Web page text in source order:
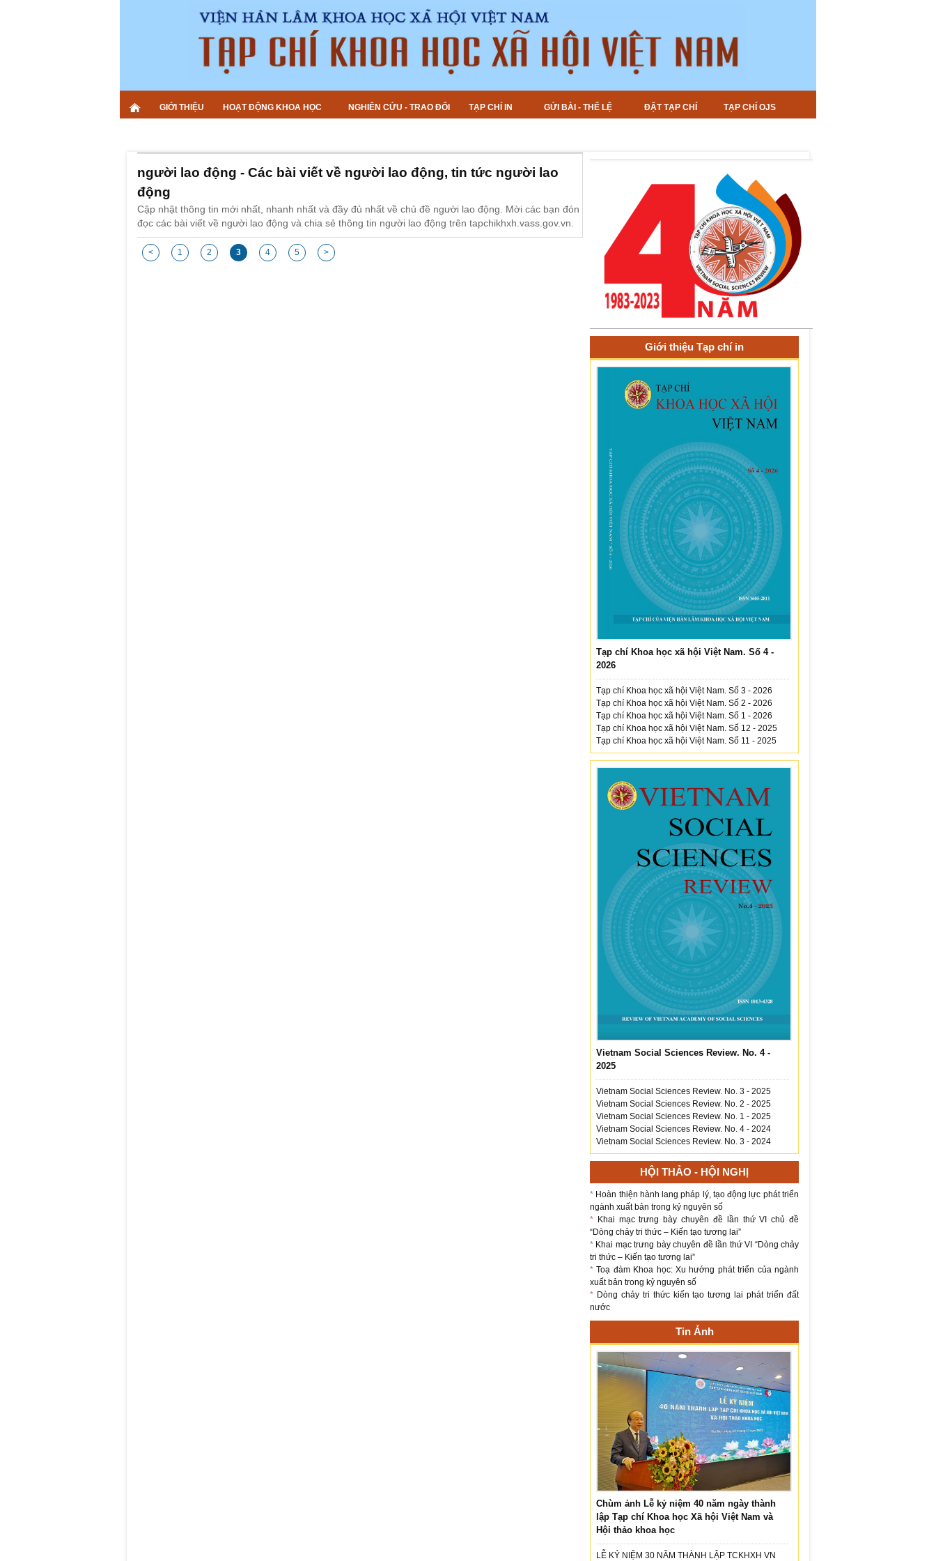
GIỚI THIỆU HOẠT ĐỘNG KHOA HỌC NGHIÊN CỨU - TRAO ĐỔI TẠP CHÍ IN GỬI BÀI - THỂ LỆ ĐẶT TẠP CHÍ TẠP CHÍ OJS
người lao động - Các bài viết về người lao động, tin tức người lao
động
Cập nhật thông tin mới nhất, nhanh nhất và đầy đủ nhất về chủ đề người lao động. Mời các bạn đón
đọc các bài viết về người lao động và chia sẻ thông tin người lao động trên tapchikhxh.vass.gov.vn.
< 1 2 3 4 5 >
Giới thiệu Tạp chí in
Tạp chí Khoa học xã hội Việt Nam. Số 4 -
2026
Tạp chí Khoa học xã hội Việt Nam. Số 3 - 2026
Tạp chí Khoa học xã hội Việt Nam. Số 2 - 2026
Tạp chí Khoa học xã hội Việt Nam. Số 1 - 2026
Tạp chí Khoa học xã hội Việt Nam. Số 12 - 2025
Tạp chí Khoa học xã hội Việt Nam. Số 11 - 2025
Vietnam Social Sciences Review. No. 4 -
2025
Vietnam Social Sciences Review. No. 3 - 2025
Vietnam Social Sciences Review. No. 2 - 2025
Vietnam Social Sciences Review. No. 1 - 2025
Vietnam Social Sciences Review. No. 4 - 2024
Vietnam Social Sciences Review. No. 3 - 2024
HỘI THẢO - HỘI NGHỊ
* Hoàn thiện hành lang pháp lý, tạo động lực phát triển
ngành xuất bản trong kỷ nguyên số
* Khai mạc trưng bày chuyên đề lần thứ VI chủ đề
“Dòng chảy tri thức – Kiến tạo tương lai”
* Khai mạc trưng bày chuyên đề lần thứ VI “Dòng chảy
tri thức – Kiến tạo tương lai”
*Toạ đàm Khoa học: Xu hướng phát triển của ngành
xuất bản trong kỷ nguyên số
* Dòng chảy tri thức kiến tạo tương lai phát triển đất
nước
Tin Ảnh
Chùm ảnh Lễ kỷ niệm 40 năm ngày thành
lập Tạp chí Khoa học Xã hội Việt Nam và
Hội thảo khoa học
LỄ KỶ NIỆM 30 NĂM THÀNH LẬP TCKHXH VN